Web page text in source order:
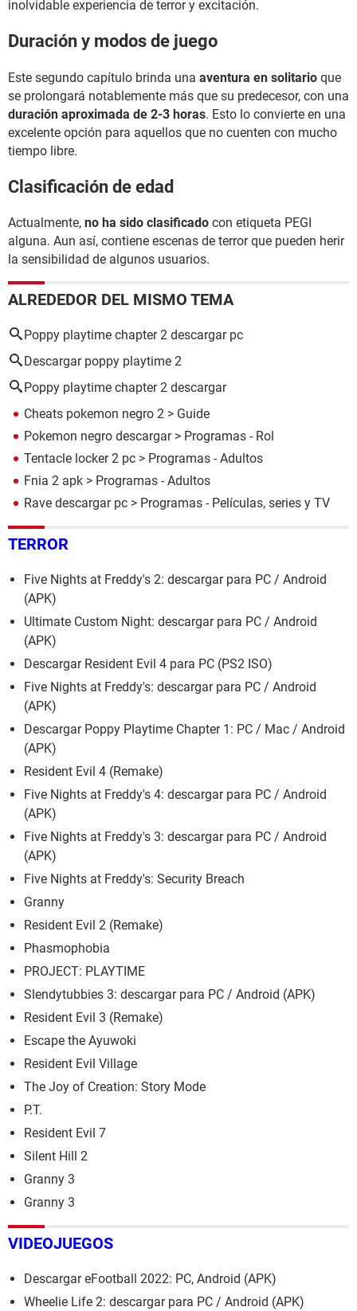
inolvidable experiencia de terror y excitación.
Duración y modos de juego
Este segundo capítulo brinda una aventura en solitario que
se prolongará notablemente más que su predecesor, con una
duración aproximada de 2-3 horas. Esto lo convierte en una
excelente opción para aquellos que no cuenten con mucho
tiempo libre.
Clasificación de edad
Actualmente, no ha sido clasificado con etiqueta PEGI
alguna. Aun así, contiene escenas de terror que pueden herir
la sensibilidad de algunos usuarios.
ALREDEDOR DEL MISMO TEMA
Poppy playtime chapter 2 descargar pc
Descargar poppy playtime 2
Poppy playtime chapter 2 descargar
Cheats pokemon negro 2 > Guide
Pokemon negro descargar> Programas - Rol
Tentacle locker 2 pc > Programas - Adultos
Fnia 2 apk > Programas - Adultos
Rave descargar pc > Programas - Películas, series y TV
TERROR
Five Nights at Freddy's 2: descargar para PC / Android
(APK)
Ultimate Custom Night: descargar para PC / Android
(APK)
Descargar Resident Evil 4 para PC (PS2 ISO)
Five Nights at Freddy's: descargar para PC / Android
(APK)
Descargar Poppy Playtime Chapter 1: PC / Mac / Android
(APK)
Resident Evil 4 (Remake)
Five Nights at Freddy's 4: descargar para PC / Android
(APK)
Five Nights at Freddy's 3: descargar para PC / Android
(APK)
Five Nights at Freddy's: Security Breach
Granny
Resident Evil 2 (Remake)
Phasmophobia
PROJECT: PLAYTIME
Slendytubbies 3: descargar para PC / Android (APK)
Resident Evil 3 (Remake)
Escape the Ayuwoki
Resident Evil Village
The Joy of Creation: Story Mode
P.T.
Resident Evil 7
Silent Hill 2
Granny 3
Granny 3
VIDEOJUEGOS
Descargar eFootball 2022: PC, Android (APK)
Wheelie Life 2: descargar para PC / Android (APK)